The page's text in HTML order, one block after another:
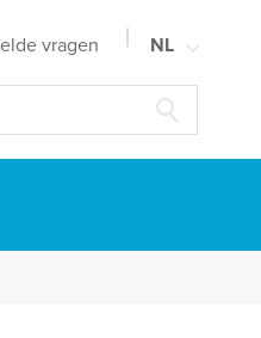
vragen NL
FR